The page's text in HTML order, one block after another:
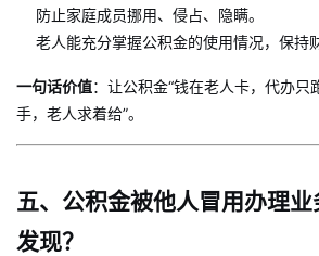
防止家庭成员挪用、侵占、隐瞒。
老人能充分掌握公积金的使用情况，保持
一句话价值：让公积金“钱在老人卡，代办只
手，老人求着给”。
五、公积金被他人冒用办理
发现？